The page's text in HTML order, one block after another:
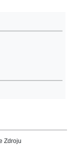
Zdroju